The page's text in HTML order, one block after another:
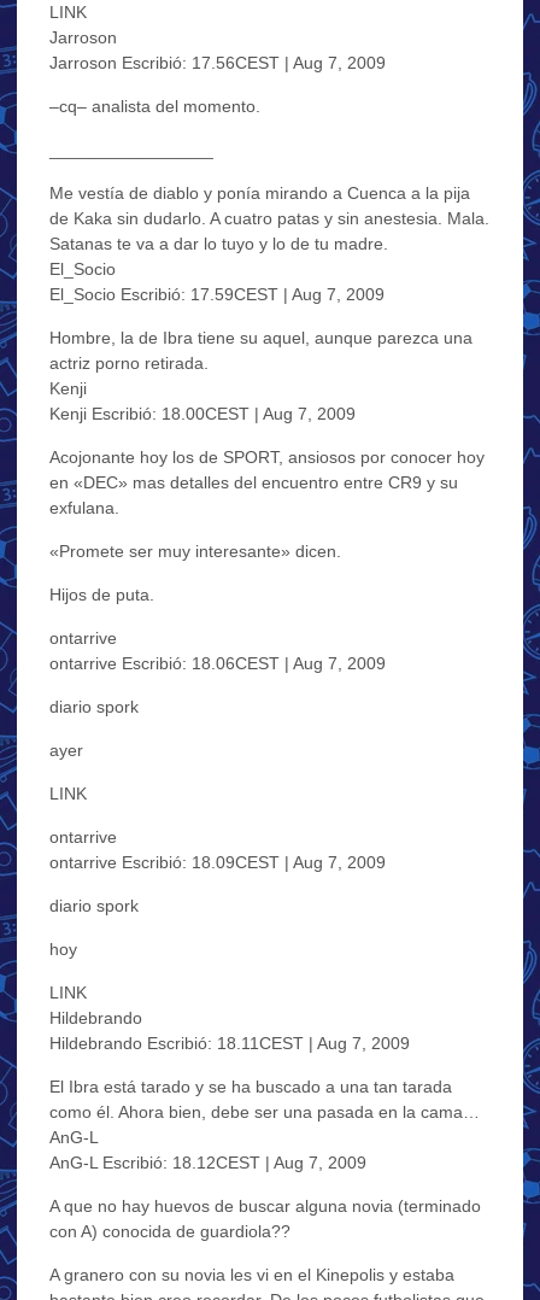
LINK
Jarroson
Jarroson Escribió: 17.56CEST | Aug 7, 2009
–cq– analista del momento.
Me vestía de diablo y ponía mirando a Cuenca a la pija
de Kaka sin dudarlo. A cuatro patas y sin anestesia. Mala.
Satanas te va a dar lo tuyo y lo de tu madre.
El_Socio
El_Socio Escribió: 17.59CEST | Aug 7, 2009
Hombre, la de Ibra tiene su aquel, aunque parezca una
actriz porno retirada.
Kenji
Kenji Escribió: 18.00CEST | Aug 7, 2009
Acojonante hoy los de SPORT, ansiosos por conocer hoy
en «DEC» mas detalles del encuentro entre CR9 y su
exfulana.
«Promete ser muy interesante» dicen.
Hijos de puta.
ontarrive
ontarrive Escribió: 18.06CEST | Aug 7, 2009
diario spork
ayer
LINK
ontarrive
ontarrive Escribió: 18.09CEST | Aug 7, 2009
diario spork
hoy
LINK
Hildebrando
Hildebrando Escribió: 18.11CEST | Aug 7, 2009
El Ibra está tarado y se ha buscado a una tan tarada
como él. Ahora bien, debe ser una pasada en la cama…
AnG-L
AnG-L Escribió: 18.12CEST | Aug 7, 2009
A que no hay huevos de buscar alguna novia (terminado
con A) conocida de guardiola??
A granero con su novia les vi en el Kinepolis y estaba